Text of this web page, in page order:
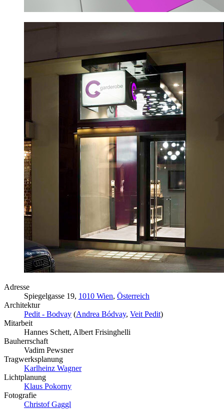
Adresse
Spiegelgasse 19, 1010 Wien, Österreich
Architektur
Pedit - Bodvay (Andrea Bódvay, Veit Pedit)
Mitarbeit
Hannes Schett, Albert Frisinghelli
Bauherrschaft
Vadim Pewsner
Tragwerksplanung
Karlheinz Wagner
Lichtplanung
Klaus Pokorny
Fotografie
Christof Gaggl